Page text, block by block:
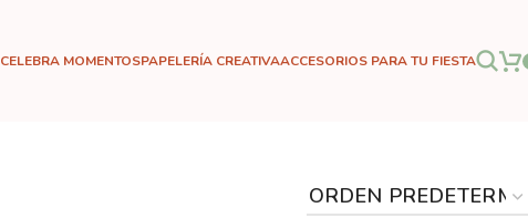
CELEBRA MOMENTOSPAPELERÍA CREATIVAACCESORIOS PARA TU FIESTA